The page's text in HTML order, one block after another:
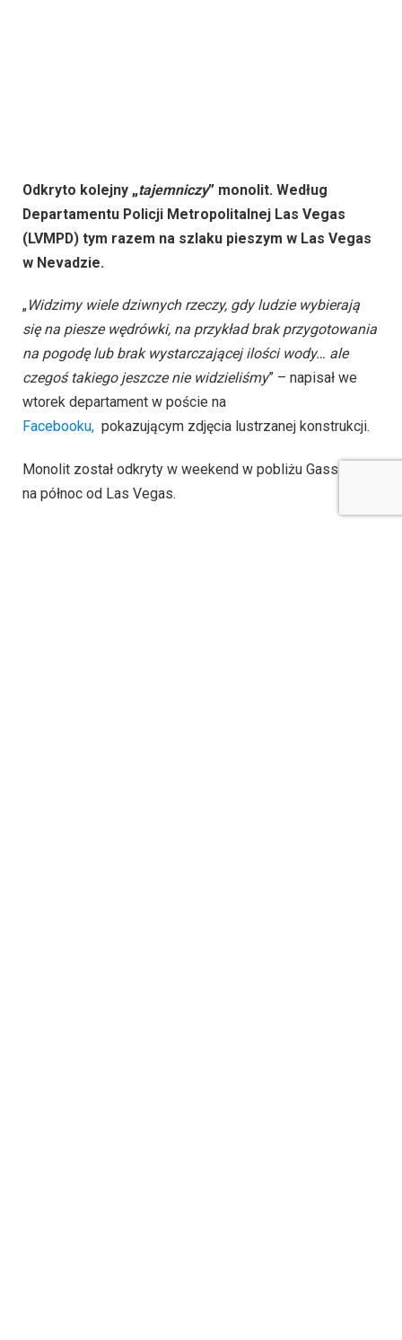
Odkryto kolejny „tajemniczy” monolit. Według
Departamentu Policji Metropolitalnej Las Vegas
(LVMPD) tym razem na szlaku pieszym w Las Vegas
w Nevadzie.
„Widzimy wiele dziwnych rzeczy, gdy ludzie wybierają
się na piesze wędrówki, na przykład brak przygotowania
na pogodę lub brak wystarczającej ilości wody… ale
czegoś takiego jeszcze nie widzieliśmy” – napisał we
wtorek departament w poście na
Facebooku, pokazującym zdjęcia lustrzanej konstrukcji.
Monolit został odkryty w weekend w pobliżu Gass Peak
na północ od Las Vegas.